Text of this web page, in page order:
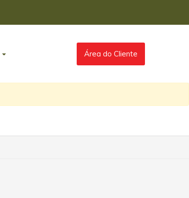
Área do Cliente